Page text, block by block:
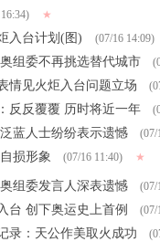
★
入台计划(图) (07/16 14:09)
组委不再挑选替代城市
情见火炬入台问题立场
反反覆覆 历时将近一年
蓝人士纷纷表示遗憾 (07/
损形象 (07/16 11:40) ★
组委发言人深表遗憾 (07/
台 创下奥运史上首例 (07/
录：天公作美取火成功